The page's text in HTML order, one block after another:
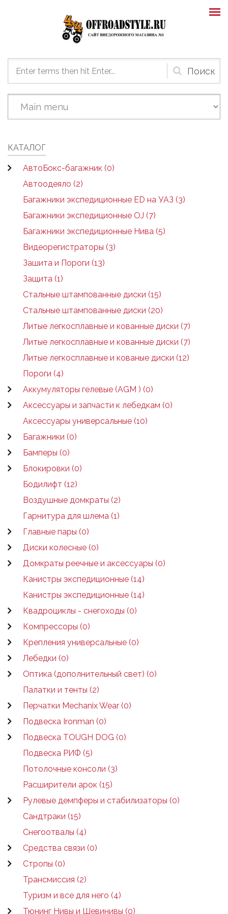
Форма
поиска
КАТАЛОГ
АвтоБокс-багажник (0)
Автоодеяло (2)
Багажники экспедиционные ED на УАЗ (3)
Багажники экспедиционные OJ (7)
Багажники экспедиционные Нива (5)
Видеорегистраторы (3)
Зашита и Пороги (13)
Защита (1)
Стальные штампованные диски (15)
Стальные штампованные диски (20)
Литые легкосплавные и кованные диски (7)
Литые легкосплавные и кованные диски (7)
Литые легкосплавные и кованые диски (12)
Пороги (4)
Аккумуляторы гелевые (AGM ) (0)
Аксессуары и запчасти к лебедкам (0)
Аксессуары универсальные (10)
Багажники (0)
Бамперы (0)
Блокировки (0)
Бодилифт (12)
Воздушные домкраты (2)
Гарнитура для шлема (1)
Главные пары (0)
Диски колесные (0)
Домкраты реечные и аксессуары (0)
Канистры экспедиционные (14)
Канистры экспедиционные (14)
Квадроциклы - снегоходы (0)
Компрессоры (0)
Крепления универсальные (0)
Лебедки (0)
Оптика (дополнительный свет) (0)
Палатки и тенты (2)
Перчатки Mechanix Wear (0)
Подвеска Ironman (0)
Подвеска TOUGH DOG (0)
Подвеска РИФ (5)
Потолочные консоли (3)
Расширители арок (15)
Рулевые демпферы и стабилизаторы (0)
Сандтраки (15)
Снегоотвалы (4)
Средства связи (0)
Стропы (0)
Трансмиссия (2)
Туризм и все для него (4)
Тюнинг Нивы и Шевинивы (0)